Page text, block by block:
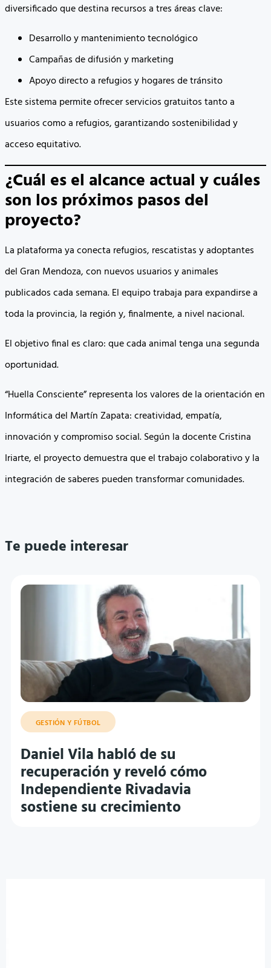
diversificado que destina recursos a tres áreas clave:
Desarrollo y mantenimiento tecnológico
Campañas de difusión y marketing
Apoyo directo a refugios y hogares de tránsito
Este sistema permite ofrecer servicios gratuitos tanto a
usuarios como a refugios, garantizando sostenibilidad y
acceso equitativo.
¿Cuál es el alcance actual y cuáles
son los próximos pasos del
proyecto?
La plataforma ya conecta refugios, rescatistas y adoptantes
del Gran Mendoza, con nuevos usuarios y animales
publicados cada semana. El equipo trabaja para expandirse a
toda la provincia, la región y, finalmente, a nivel nacional.
El objetivo final es claro: que cada animal tenga una segunda
oportunidad.
“Huella Consciente” representa los valores de la orientación en
Informática del Martín Zapata: creatividad, empatía,
innovación y compromiso social. Según la docente Cristina
Iriarte, el proyecto demuestra que el trabajo colaborativo y la
integración de saberes pueden transformar comunidades.
Te puede interesar
GESTIÓN Y FÚTBOL
Daniel Vila habló de su
recuperación y reveló cómo
Independiente Rivadavia
sostiene su crecimiento